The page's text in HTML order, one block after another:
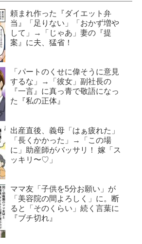
頼まれ作った『ダイエット弁
当』「足りない」「おかず増や
して」→「じゃあ」妻の『提
案』に夫、猛省！
「パートのくせに偉そうに意見
するな」→「彼女」副社長の
『一言』に真っ青で敬語になっ
た『私の正体』
出産直後、義母「はぁ疲れた」
「長くかかった」→「この場
に」助産師がバッサリ！ 嫁「ス
ッキリ〜♡」
ママ友「子供を5分お願い」が
「美容院の間よろしく」に。断
ると「そのくらい」続く言葉に
『ブチ切れ』